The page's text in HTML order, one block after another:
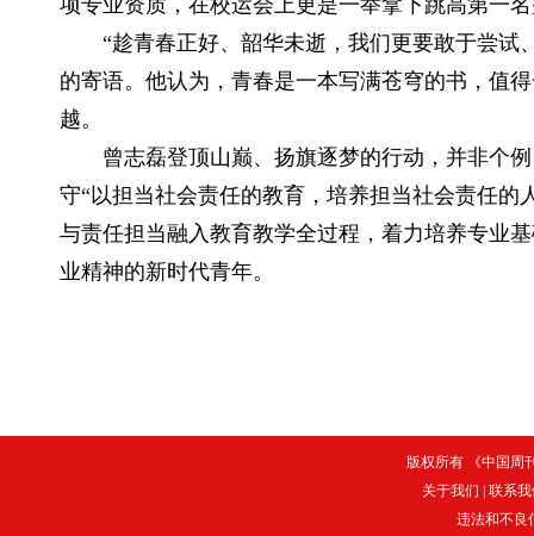
项专业资质，在校运会上更是一举拿下跳高第一
“趁青春正好、韶华未逝，我们更要敢于尝试
的寄语。他认为，青春是一本写满苍穹的书，值
越。
曾志磊登顶山巅、扬旗逐梦的行动，并非个例
守“以担当社会责任的教育，培养担当社会责任
与责任担当融入教育教学全过程，着力培养专业
业精神的新时代青年。
版权所有 《中国周
关于我们
联系
违法和不良